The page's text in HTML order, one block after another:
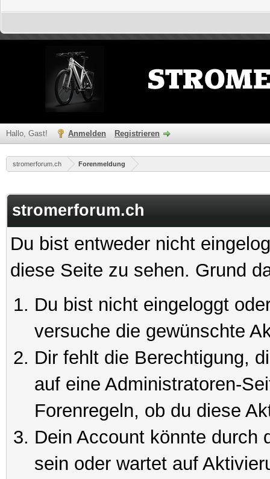
Hallo, Gast! Anmelden Registrieren
stromerforum.ch Forenmeldung
stromerforum.ch
Du bist entweder nicht
diese Seite zu sehen. Grund
Du bist nicht eingeloggt
versuche die gewünschte
Dir fehlt die Berechtigung,
auf eine Administratoren-
Forenregeln, ob du diese
Dein Account könnte durch
sein oder wartet auf